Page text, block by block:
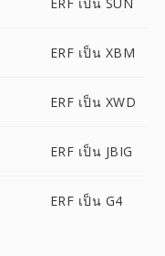
ERF เป็น XBM
ERF เป็น XWD
ERF เป็น JBIG
ERF เป็น G4